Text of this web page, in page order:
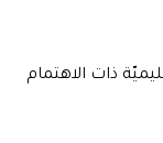
ذات الاهتمام